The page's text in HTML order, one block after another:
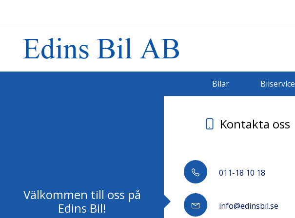
Bilar Bilservice
Välkommen till oss på
Edins Bil!
Kontakta oss
011-18 10 18
info@edinsbil.se